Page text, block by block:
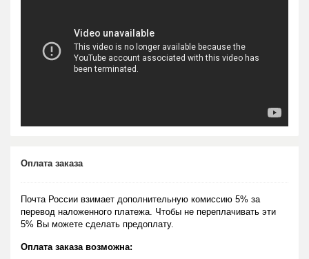
Оплата заказа
Почта России взимает дополнительную комиссию 5% за
перевод наложенного платежа. Чтобы не переплачивать эти
5% Вы можете сделать предоплату.
Оплата заказа возможна: